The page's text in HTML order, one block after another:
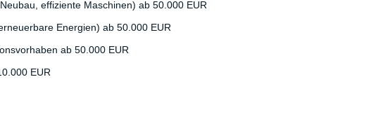
effiziente Maschinen) ab 50.000 EUR
Energien) ab 50.000 EUR
ab 50.000 EUR
EUR